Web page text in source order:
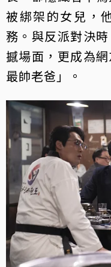
被綁架的女兒，
務。與反派對決
撼場面，更成為
最帥老爸」。